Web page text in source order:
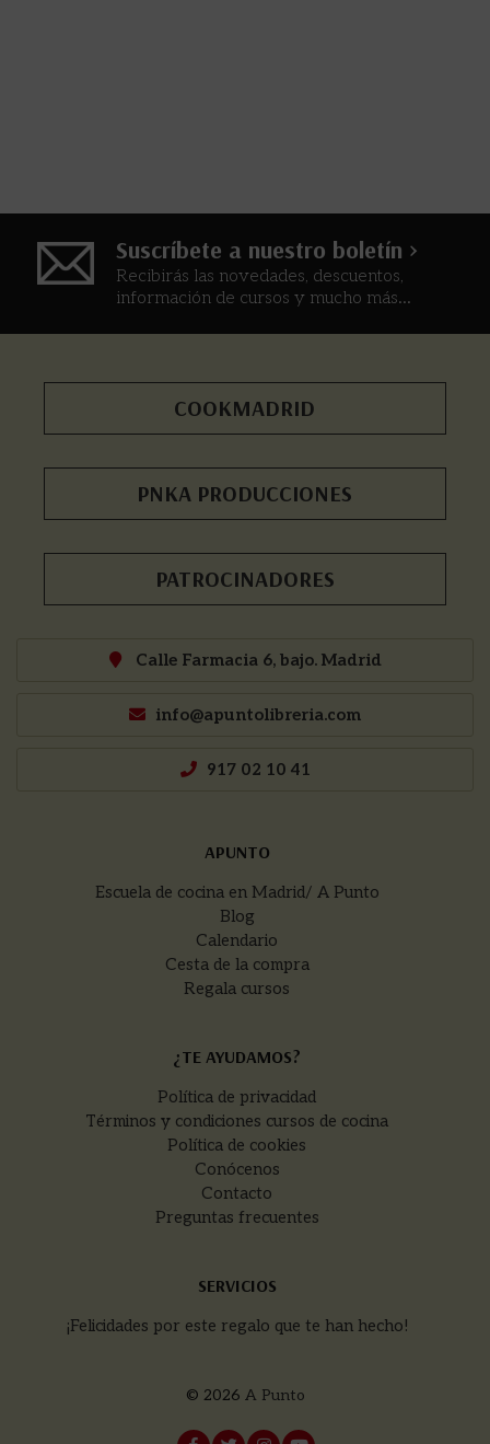
Suscríbete a nuestro boletín >
Recibirás las novedades, descuentos,
información de cursos y mucho más...
COOKMADRID
PNKA PRODUCCIONES
PATROCINADORES
Calle Farmacia 6, bajo. Madrid
info@apuntolibreria.com
917 02 10 41
APUNTO
Escuela de cocina en Madrid/ A Punto
Blog
Calendario
Cesta de la compra
Regala cursos
¿TE AYUDAMOS?
Política de privacidad
Términos y condiciones cursos de cocina
Política de cookies
Conócenos
Contacto
Preguntas frecuentes
SERVICIOS
¡Felicidades por este regalo que te han hecho!
© 2026 A Punto